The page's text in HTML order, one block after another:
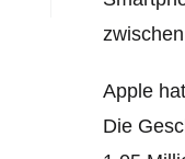
Apple
Die